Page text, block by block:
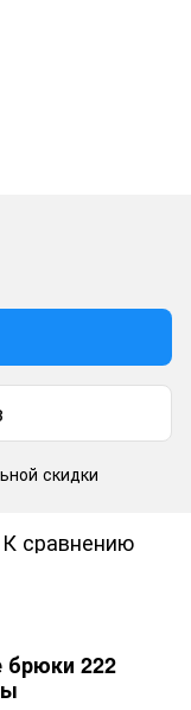
скидки
К сравнению
брюки 222